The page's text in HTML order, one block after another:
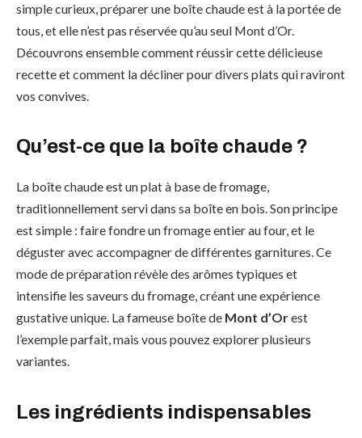
simple curieux, préparer une boîte chaude est à la portée de
tous, et elle n’est pas réservée qu’au seul Mont d’Or.
Découvrons ensemble comment réussir cette délicieuse
recette et comment la décliner pour divers plats qui raviront
vos convives.
Qu’est-ce que la boîte chaude ?
La boîte chaude est un plat à base de fromage,
traditionnellement servi dans sa boîte en bois. Son principe
est simple : faire fondre un fromage entier au four, et le
déguster avec accompagner de différentes garnitures. Ce
mode de préparation révèle des arômes typiques et
intensifie les saveurs du fromage, créant une expérience
gustative unique. La fameuse boîte de Mont d’Orest
l’exemple parfait, mais vous pouvez explorer plusieurs
variantes.
Les ingrédients indispensables